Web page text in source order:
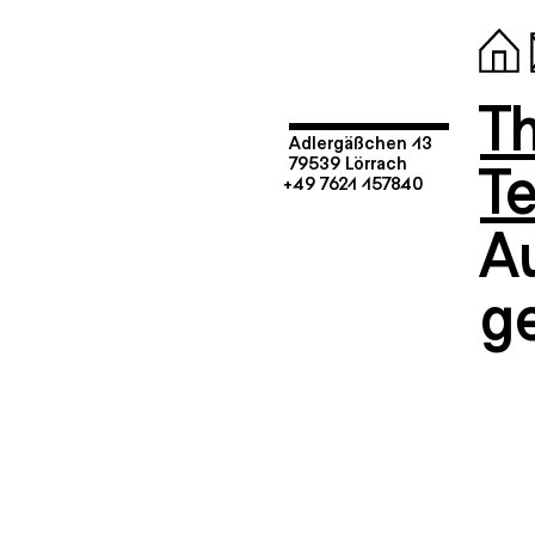
Adlergäßchen 13
79539 Lörrach
+49 7621 157840